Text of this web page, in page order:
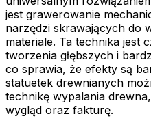
jest grawerowanie
narzędzi skrawających do
materiale. Ta technika jest
tworzenia głębszych i
co sprawia, że efekty są
statuetek drewnianych
technikę wypalania
wygląd oraz fakturę.